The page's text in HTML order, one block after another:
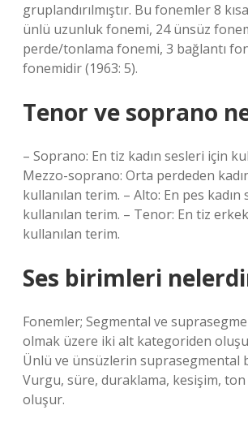
gruplandırılmıştır. Bu fonemler 8
ünlü uzunluk fonemi, 24 ünsüz
perde/tonlama fonemi, 3 bağlantı
fonemidir (1963: 5).
Tenor ve soprano
– Soprano: En tiz kadın sesleri için
Mezzo-soprano: Orta perdeden
kullanılan terim. – Alto: En pes kadın
kullanılan terim. – Tenor: En tiz
kullanılan terim.
Ses birimleri
Fonemler; Segmental ve
olmak üzere iki alt kategoriden
Ünlü ve ünsüzlerin suprasegmental
Vurgu, süre, duraklama, kesişim,
oluşur.